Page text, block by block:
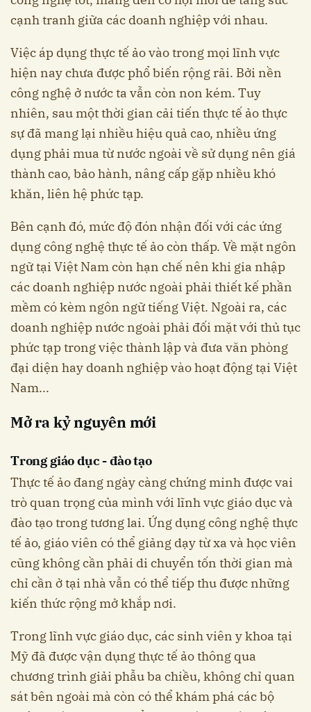
cạnh tranh giữa các doanh nghiệp với nhau.
Việc áp dụng thực tế ảo vào trong mọi lĩnh vực
hiện nay chưa được phổ biến rộng rãi. Bởi nền
công nghệ ở nước ta vẫn còn non kém. Tuy
nhiên, sau một thời gian cải tiến thực tế ảo thực
sự đã mang lại nhiều hiệu quả cao, nhiều ứng
dụng phải mua từ nước ngoài về sử dụng nên giá
thành cao, bảo hành, nâng cấp gặp nhiều khó
khăn, liên hệ phức tạp.
Bên cạnh đó, mức độ đón nhận đối với các ứng
dụng công nghệ thực tế ảo còn thấp. Về mặt ngôn
ngữ tại Việt Nam còn hạn chế nên khi gia nhập
các doanh nghiệp nước ngoài phải thiết kế phần
mềm có kèm ngôn ngữ tiếng Việt. Ngoài ra, các
doanh nghiệp nước ngoài phải đối mặt với thủ tục
phức tạp trong việc thành lập và đưa văn phòng
đại diện hay doanh nghiệp vào hoạt động tại Việt
Nam...
Mở ra kỷ nguyên mới
Trong giáo dục - đào tạo
Thực tế ảo đang ngày càng chứng minh được vai
trò quan trọng của mình với lĩnh vực giáo dục và
đào tạo trong tương lai. Ứng dụng công nghệ thực
tế ảo, giáo viên có thể giảng dạy từ xa và học viên
cũng không cần phải di chuyển tốn thời gian mà
chỉ cần ở tại nhà vẫn có thể tiếp thu được những
kiến thức rộng mở khắp nơi.
Trong lĩnh vực giáo dục, các sinh viên y khoa tại
Mỹ đã được vận dụng thực tế ảo thông qua
chương trình giải phẫu ba chiều, không chỉ quan
sát bên ngoài mà còn có thể khám phá các bộ